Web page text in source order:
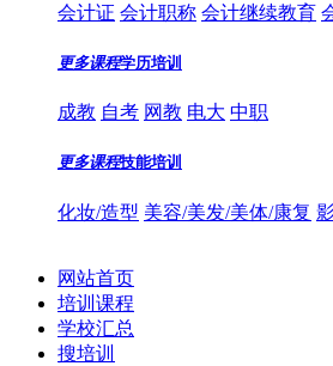
会计证 会计职称 会计继续教育
更多课程学历培训
成教 自考 网教 电大 中职
更多课程技能培训
化妆/造型 美容/美发/美体/康复
网站首页
培训课程
学校汇总
搜培训